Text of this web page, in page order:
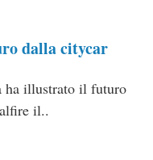
dalla citycar
ha illustrato il futuro
il..